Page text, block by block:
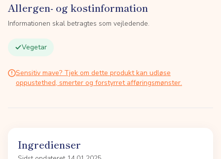
Allergen- og kostinformation
Informationen skal betragtes som vejledende.
Vegetar
Sensitiv mave? Tjek om dette produkt kan udløse
oppustethed, smerter og forstyrret afføringsmønster.
Ingredienser